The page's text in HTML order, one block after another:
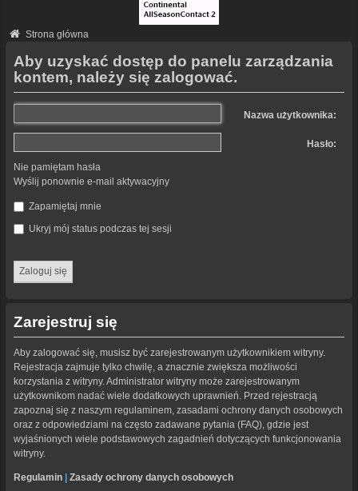
Strona główna
Aby uzyskać dostęp do panelu zarządzania
kontem, należy się zalogować.
Nazwa użytkownika:
Hasło:
Nie pamiętam hasła
Wyślij ponownie e-mail aktywacyjny
Zapamiętaj mnie
Ukryj mój status podczas tej sesji
Zarejestruj się
Aby zalogować się, musisz być zarejestrowanym użytkownikiem witryny.
Rejestracja zajmuje tylko chwilę, a znacznie zwiększa możliwości
korzystania z witryny. Administrator witryny może zarejestrowanym
użytkownikom nadać wiele dodatkowych uprawnień. Przed rejestracją
zapoznaj się z naszym regulaminem, zasadami ochrony danych osobowych
oraz z odpowiedziami na często zadawane pytania (FAQ), gdzie jest
wyjaśnionych wiele podstawowych zagadnień dotyczących funkcjonowania
witryny.
Regulamin Zasady ochrony danych osobowych